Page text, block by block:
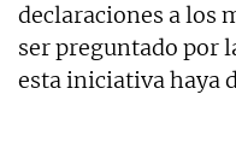
declaraciones a los
ser preguntado por
esta iniciativa haya